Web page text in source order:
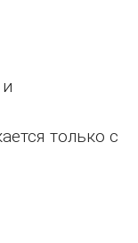
только с